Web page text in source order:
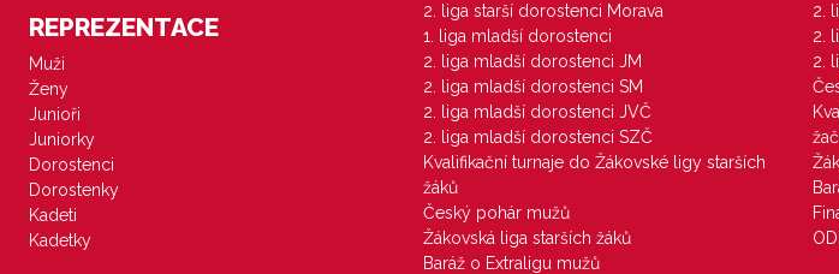
REPREZENTACE
Muži
Ženy
Junioři
Juniorky
Dorostenci
Dorostenky
Kadeti
Kadetky
2. liga starší dorostenci Morava
1. liga mladší dorostenci
2. liga mladší dorostenci JM
2. liga mladší dorostenci SM
2. liga mladší dorostenci JVČ
2. liga mladší dorostenci SZČ
Kvalifikační turnaje do Žákovské ligy starších
žáků
Český pohár mužů
Žákovská liga starších žáků
Baráž o Extraligu mužů
2.
2.
2.